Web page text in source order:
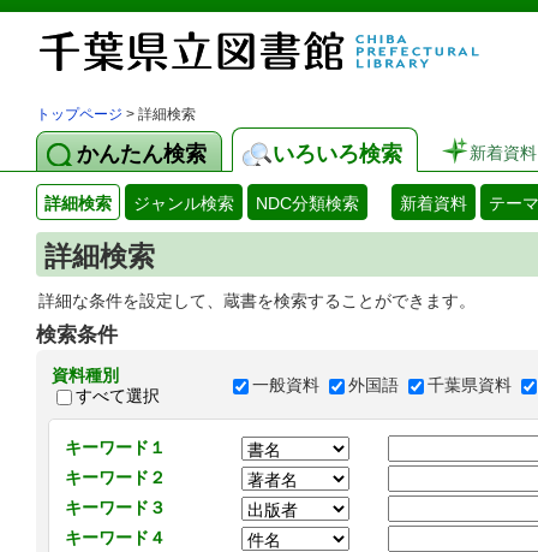
トップページ > 詳細検索
かんたん検索 いろいろ検索 新着資料
詳細検索 ジャンル検索 NDC分類検索 新着資料 テー
詳細検索
詳細な条件を設定して、蔵書を検索することができます。
検索条件
資料種別
すべて選択
一般資料 外国語 千葉県資料
キーワード１
キーワード２
キーワード３
キーワード４